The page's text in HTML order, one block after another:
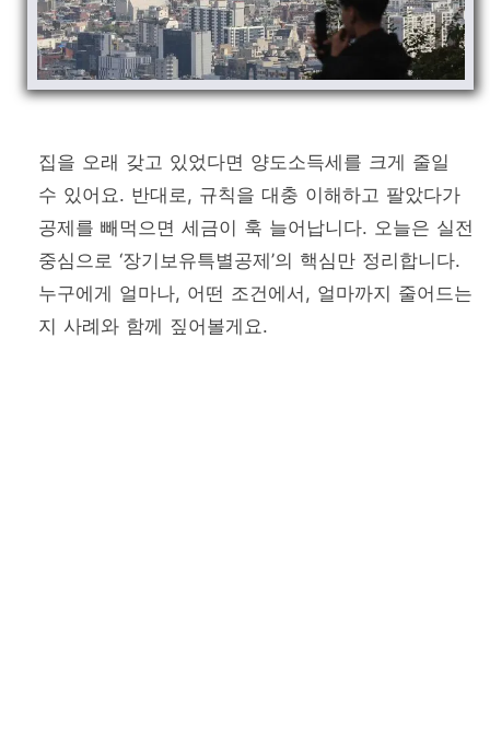
집을 오래 갖고 있었다면 양도소득세를 크게 줄일
수 있어요. 반대로, 규칙을 대충 이해하고 팔았다가
공제를 빼먹으면 세금이 훅 늘어납니다. 오늘은 실전
중심으로 ‘장기보유특별공제’의 핵심만 정리합니다.
누구에게 얼마나, 어떤 조건에서, 얼마까지 줄어드는
지 사례와 함께 짚어볼게요.